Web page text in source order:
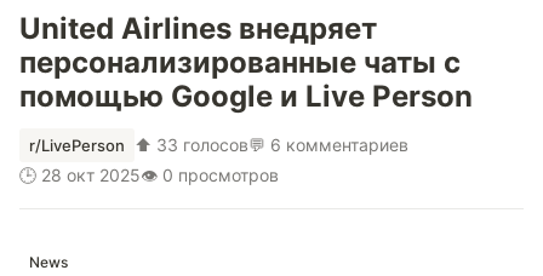
United Airlines внедряет
персонализированные чаты с
помощью Google и Live Person
r/LivePerson ⬆ 33 голосов💬 6 комментариев
🕒 28 окт 2025👁 0 просмотров
News